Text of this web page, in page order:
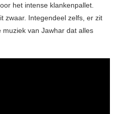
het intense klankenpallet.
zwaar. Integendeel zelfs, er zit
van Jawhar dat alles